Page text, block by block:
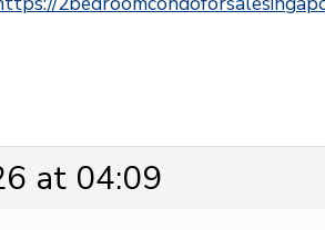
at 04:09